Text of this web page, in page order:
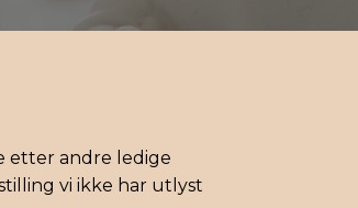
etter andre ledige
vi ikke har utlyst